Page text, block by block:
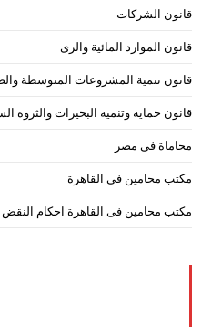
قانون الشركات
قانون الموارد المائية والرى
قانون تنمية المشروعات المتوسطة
قانون حماية وتنمية البحيرات والثروة
محاماة فى مصر
مكتب محامين فى القاهرة
مكتب محامين فى القاهرة احكام النقض